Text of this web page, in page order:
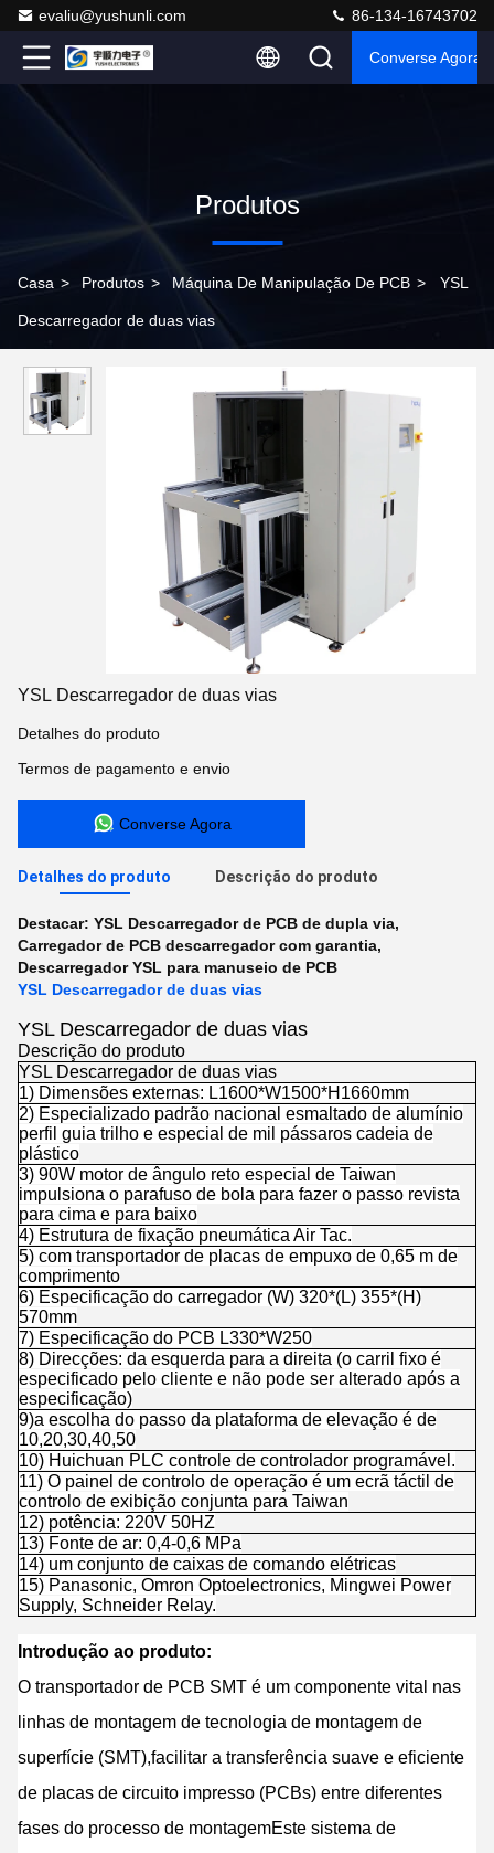
evaliu@yushunli.com 86-134-16743702
Converse Agora
Produtos
Casa > Produtos > Máquina De Manipulação De PCB > YSL
Descarregador de duas vias
YSL Descarregador de duas vias
Detalhes do produto
Termos de pagamento e envio
Converse Agora
Detalhes do produto Descrição do produto
Destacar: YSL Descarregador de PCB de dupla via,
Carregador de PCB descarregador com garantia,
Descarregador YSL para manuseio de PCB
YSL Descarregador de duas vias
YSL Descarregador de duas vias
Descrição do produto
YSL Descarregador de duas vias
1) Dimensões externas: L1600*W1500*H1660mm
2) Especializado padrão nacional esmaltado de alumínio
perfil guia trilho e especial de mil pássaros cadeia de
plástico
3) 90W motor de ângulo reto especial de Taiwan
impulsiona o parafuso de bola para fazer o passo revista
para cima e para baixo
4) Estrutura de fixação pneumática Air Tac.
5) com transportador de placas de empuxo de 0,65 m de
comprimento
6) Especificação do carregador (W) 320*(L) 355*(H)
570mm
7) Especificação do PCB L330*W250
8) Direcções: da esquerda para a direita (o carril fixo é
especificado pelo cliente e não pode ser alterado após a
especificação)
9)a escolha do passo da plataforma de elevação é de
10,20,30,40,50
10) Huichuan PLC controle de controlador programável.
11) O painel de controlo de operação é um ecrã táctil de
controlo de exibição conjunta para Taiwan
12) potência: 220V 50HZ
13) Fonte de ar: 0,4-0,6 MPa
14) um conjunto de caixas de comando elétricas
15) Panasonic, Omron Optoelectronics, Mingwei Power
Supply, Schneider Relay.
Introdução ao produto:
O transportador de PCB SMT é um componente vital nas
linhas de montagem de tecnologia de montagem de
superfície (SMT),facilitar a transferência suave e eficiente
de placas de circuito impresso (PCBs) entre diferentes
fases do processo de montagemEste sistema de